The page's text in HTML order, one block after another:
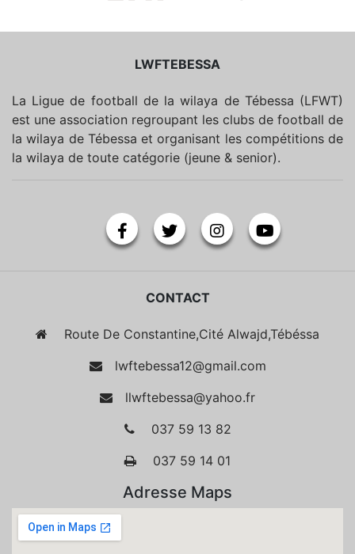
LWFTEBESSA
La Ligue de football de la wilaya de Tébessa (LFWT)
est une association regroupant les clubs de football de
la wilaya de Tébessa et organisant les compétitions de
la wilaya de toute catégorie (jeune & senior).
CONTACT
Route De Constantine,Cité Alwajd,Tébéssa
lwftebessa12@gmail.com
llwftebessa@yahoo.fr
037 59 13 82
037 59 14 01
Adresse Maps